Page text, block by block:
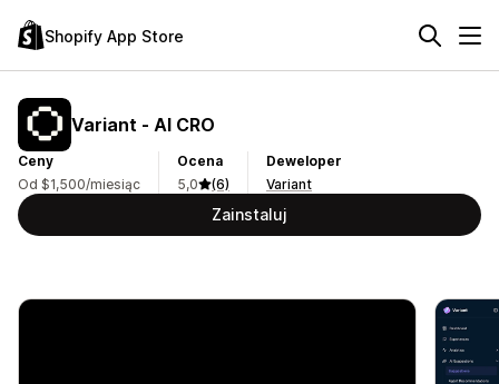
Shopify App Store
Variant ‑ AI CRO
Ceny
Od $1,500/miesiąc
Ocena
5,0
(6)
Deweloper
Variant
Zainstaluj